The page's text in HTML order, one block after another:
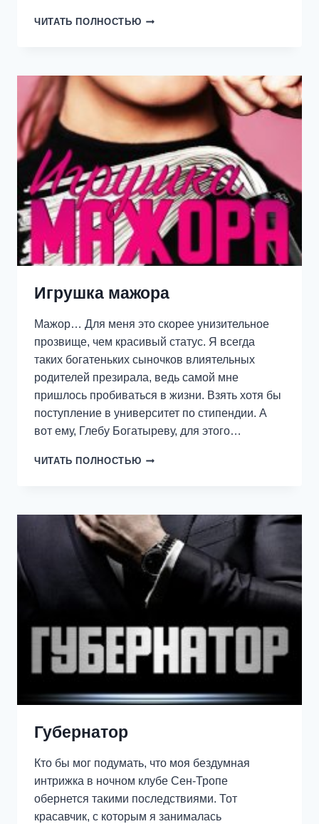
ЧИТАТЬ ПОЛНОСТЬЮ НЕВИННОСТЬ
Игрушка мажора
Мажор… Для меня это скорее унизительное
прозвище, чем красивый статус. Я всегда
таких богатеньких сыночков влиятельных
родителей презирала, ведь самой мне
пришлось пробиваться в жизни. Взять хотя бы
поступление в университет по стипендии. А
вот ему, Глебу Богатыреву, для этого…
ЧИТАТЬ ПОЛНОСТЬЮ ИГРУШКА
Губернатор
Кто бы мог подумать, что моя бездумная
интрижка в ночном клубе Сен-Тропе
обернется такими последствиями. Тот
красавчик, с которым я занималась